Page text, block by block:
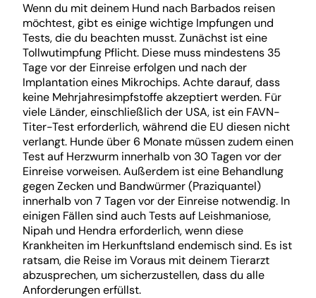
Wenn du mit deinem Hund nach Barbados reisen
möchtest, gibt es einige wichtige Impfungen und
Tests, die du beachten musst. Zunächst ist eine
Tollwutimpfung Pflicht. Diese muss mindestens 35
Tage vor der Einreise erfolgen und nach der
Implantation eines Mikrochips. Achte darauf, dass
keine Mehrjahresimpfstoffe akzeptiert werden. Für
viele Länder, einschließlich der USA, ist ein FAVN-
Titer-Test erforderlich, während die EU diesen nicht
verlangt. Hunde über 6 Monate müssen zudem einen
Test auf Herzwurm innerhalb von 30 Tagen vor der
Einreise vorweisen. Außerdem ist eine Behandlung
gegen Zecken und Bandwürmer (Praziquantel)
innerhalb von 7 Tagen vor der Einreise notwendig. In
einigen Fällen sind auch Tests auf Leishmaniose,
Nipah und Hendra erforderlich, wenn diese
Krankheiten im Herkunftsland endemisch sind. Es ist
ratsam, die Reise im Voraus mit deinem Tierarzt
abzusprechen, um sicherzustellen, dass du alle
Anforderungen erfüllst.